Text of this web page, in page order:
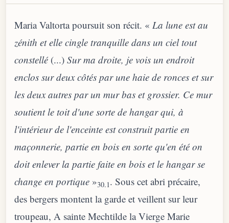
Maria Valtorta poursuit son récit. « La lune est au
zénith et elle cingle tranquille dans un ciel tout
constellé(...) Sur ma droite, je vois un endroit
enclos sur deux côtés par une haie de ronces et sur
les deux autres par un mur bas et grossier. Ce mur
soutient le toit d'une sorte de hangar qui, à
l'intérieur de l'enceinte est construit partie en
maçonnerie, partie en bois en sorte qu'en été on
doit enlever la partie faite en bois et le hangar se
change en portique »30.1. Sous cet abri précaire,
des bergers montent la garde et veillent sur leur
troupeau, A sainte Mechtilde la Vierge Marie